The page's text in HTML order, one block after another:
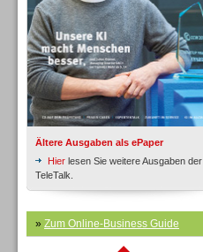
Ältere Ausgaben als ePaper
Hier lesen Sie weitere Ausgaben der
TeleTalk.
» Zum Online-Business Guide
Inbound